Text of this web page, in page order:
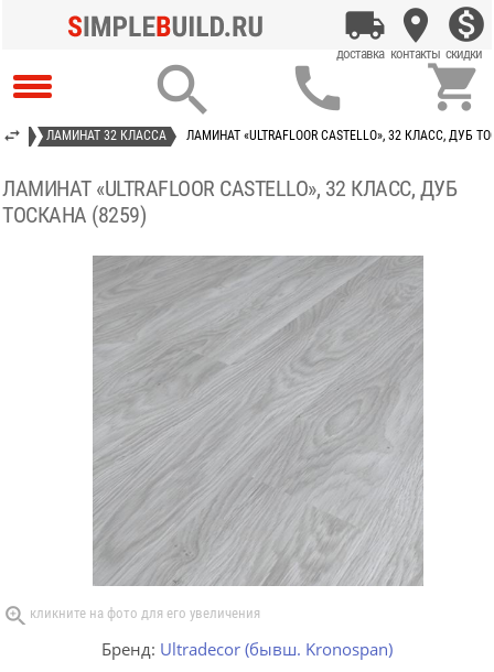
  
ЛАМИНАТ 32 КЛАССА ЛАМИНАТ «ULTRAFLOOR CASTELLO», 32 КЛАСС, ДУБ
ЛАМИНАТ «ULTRAFLOOR CASTELLO», 32 КЛАСС, ДУБ
ТОСКАНА (8259)
Бренд: Ultradecor (бывш. Kronospan)